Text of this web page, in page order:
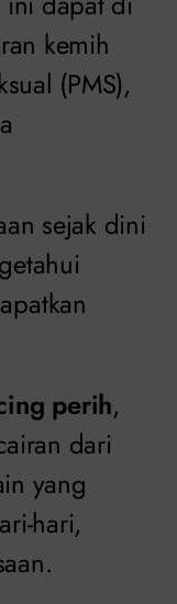
kemih
(PMS),
sejak dini
perih,
dari
yang
hari,